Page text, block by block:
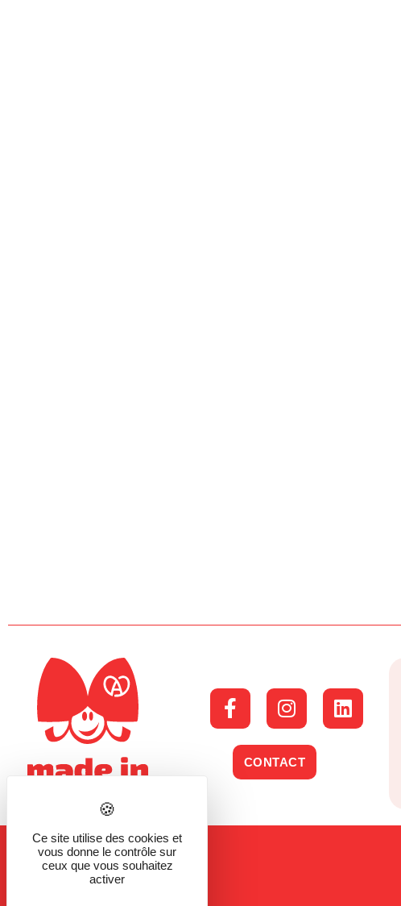
CONTACT
Ce site utilise des cookies et
vous donne le contrôle sur
ceux que vous souhaitez
activer